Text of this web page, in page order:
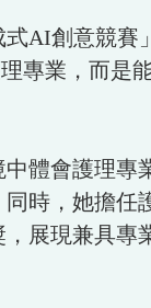
AI創意競賽
專業，而是
體會護理專
時，她擔任
展現兼具專